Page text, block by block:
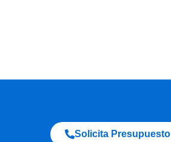
Solicita Presupuesto